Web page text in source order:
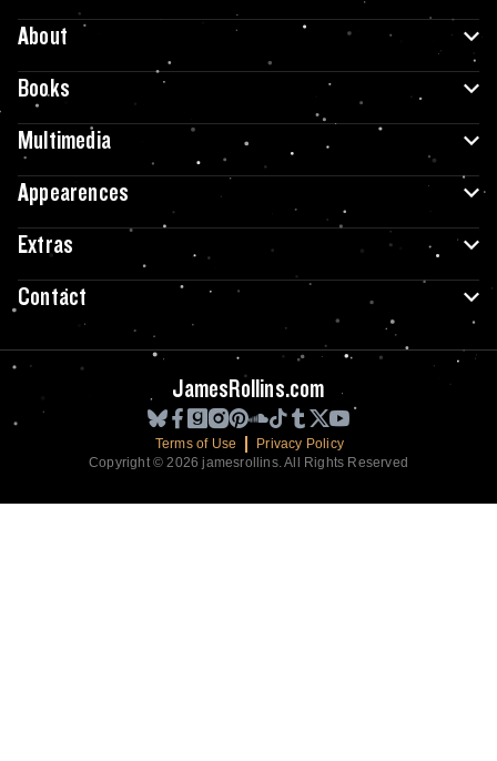
About
Books
Multimedia
Appearences
Extras
Contact
JamesRollins.com
Terms of Use
Privacy Policy
Copyright © 2026 jamesrollins. All Rights Reserved